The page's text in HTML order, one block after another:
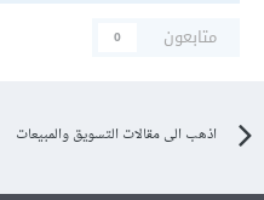
متابعون
0
اذهب الى مقالات التسويق والمبيعات